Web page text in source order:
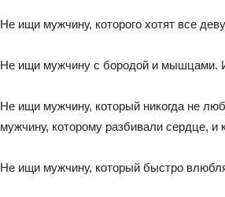
Не ищи мужчину, которого хотят все
Не ищи мужчину с бородой и мышцами.
Не ищи мужчину, который никогда не
мужчину, которому разбивали сердце,
Не ищи мужчину, который быстро